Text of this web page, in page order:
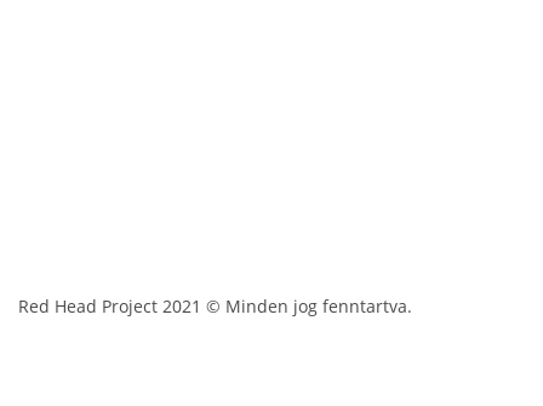
Red Head Project 2021 © Minden jog fenntartva.